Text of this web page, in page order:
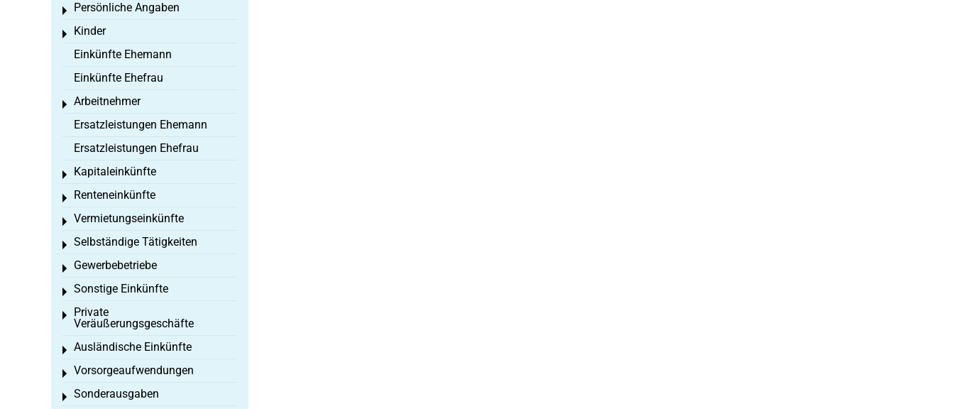
Persönliche Angaben
Toggle menu
Kinder
Toggle menu
Einkünfte Ehemann
Einkünfte Ehefrau
Arbeitnehmer
Toggle menu
Ersatzleistungen Ehemann
Ersatzleistungen Ehefrau
Kapitaleinkünfte
Toggle menu
Renteneinkünfte
Toggle menu
Vermietungseinkünfte
Toggle menu
Selbständige Tätigkeiten
Toggle menu
Gewerbebetriebe
Toggle menu
Sonstige Einkünfte
Toggle menu
Private
Veräußerungsgeschäfte
Toggle menu
Ausländische Einkünfte
Toggle menu
Vorsorgeaufwendungen
Toggle menu
Sonderausgaben
Toggle menu